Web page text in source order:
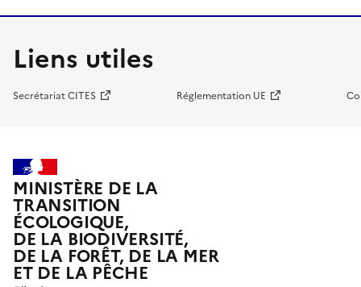
Liens utiles
Secrétariat CITES Réglementation UE
MINISTÈRE DE LA
TRANSITION
ÉCOLOGIQUE,
DE LA BIODIVERSITÉ,
DE LA FORÊT, DE LA MER
ET DE LA PÊCHE